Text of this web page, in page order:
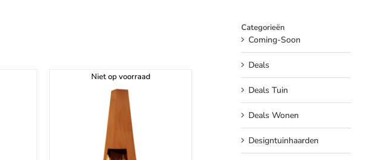
Niet op voorraad
Categorieën
Coming-Soon
Deals
Deals Tuin
Deals Wonen
Designtuinhaarden